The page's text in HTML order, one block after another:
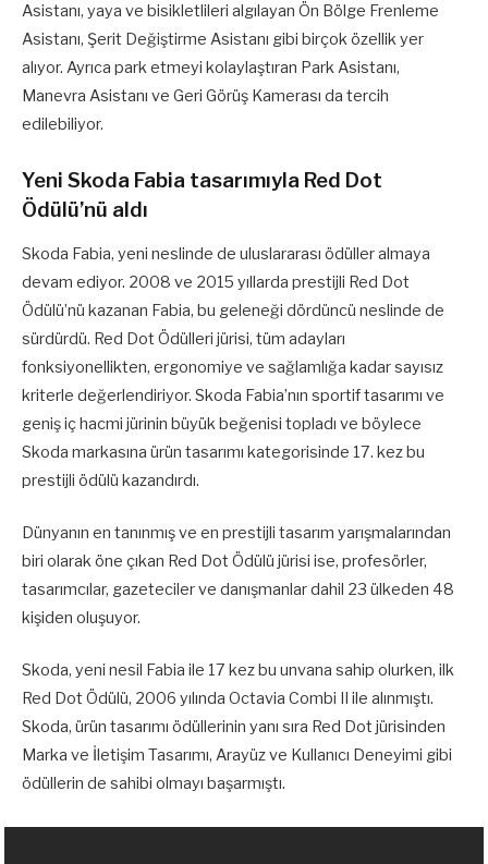
Asistanı, yaya ve bisikletlileri algılayan Ön Bölge Frenleme
Asistanı, Şerit Değiştirme Asistanı gibi birçok özellik yer
alıyor. Ayrıca park etmeyi kolaylaştıran Park Asistanı,
Manevra Asistanı ve Geri Görüş Kamerası da tercih
edilebiliyor.
Yeni Skoda Fabia tasarımıyla Red Dot
Ödülü’nü aldı
Skoda Fabia, yeni neslinde de uluslararası ödüller almaya
devam ediyor. 2008 ve 2015 yıllarda prestijli Red Dot
Ödülü’nü kazanan Fabia, bu geleneği dördüncü neslinde de
sürdürdü. Red Dot Ödülleri jürisi, tüm adayları
fonksiyonellikten, ergonomiye ve sağlamlığa kadar sayısız
kriterle değerlendiriyor. Skoda Fabia’nın sportif tasarımı ve
geniş iç hacmi jürinin büyük beğenisi topladı ve böylece
Skoda markasına ürün tasarımı kategorisinde 17. kez bu
prestijli ödülü kazandırdı.
Dünyanın en tanınmış ve en prestijli tasarım yarışmalarından
biri olarak öne çıkan Red Dot Ödülü jürisi ise, profesörler,
tasarımcılar, gazeteciler ve danışmanlar dahil 23 ülkeden 48
kişiden oluşuyor.
Skoda, yeni nesil Fabia ile 17 kez bu unvana sahip olurken, ilk
Red Dot Ödülü, 2006 yılında Octavia Combi II ile alınmıştı.
Skoda, ürün tasarımı ödüllerinin yanı sıra Red Dot jürisinden
Marka ve İletişim Tasarımı, Arayüz ve Kullanıcı Deneyimi gibi
ödüllerin de sahibi olmayı başarmıştı.